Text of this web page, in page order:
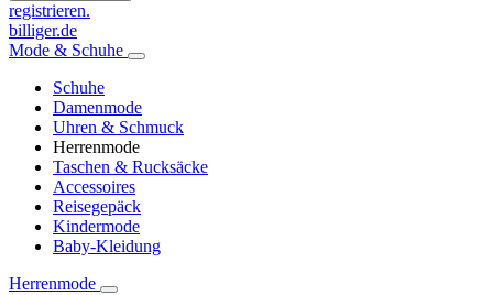
registrieren.
billiger.de
Mode & Schuhe
Schuhe
Damenmode
Uhren & Schmuck
Herrenmode
Taschen & Rucksäcke
Accessoires
Reisegepäck
Kindermode
Baby-Kleidung
Herrenmode